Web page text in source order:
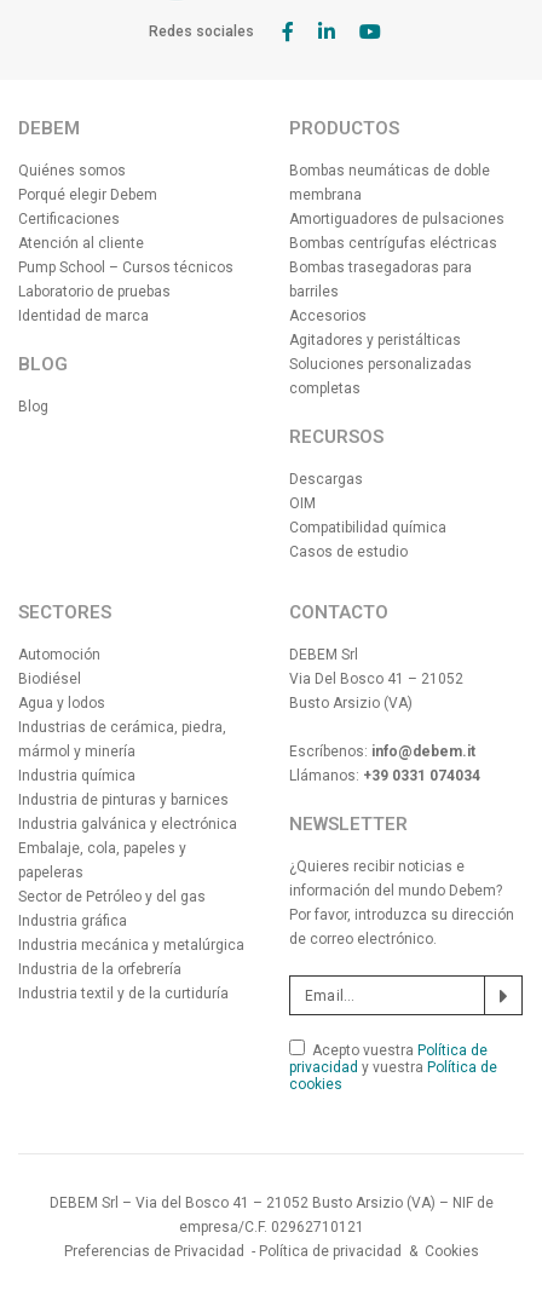
Redes sociales
DEBEM
Quiénes somos
Porqué elegir Debem
Certificaciones
Atención al cliente
Pump School – Cursos técnicos
Laboratorio de pruebas
Identidad de marca
BLOG
Blog
PRODUCTOS
Bombas neumáticas de doble
membrana
Amortiguadores de pulsaciones
Bombas centrígufas eléctricas
Bombas trasegadoras para
barriles
Accesorios
Agitadores y peristálticas
Soluciones personalizadas
completas
RECURSOS
Descargas
OIM
Compatibilidad química
Casos de estudio
SECTORES
Automoción
Biodiésel
Agua y lodos
Industrias de cerámica, piedra,
mármol y minería
Industria química
Industria de pinturas y barnices
Industria galvánica y electrónica
Embalaje, cola, papeles y
papeleras
Sector de Petróleo y del gas
Industria gráfica
Industria mecánica y metalúrgica
Industria de la orfebrería
Industria textil y de la curtiduría
CONTACTO
DEBEM Srl
Via Del Bosco 41 – 21052
Busto Arsizio (VA)
Escríbenos: info@debem.it
Llámanos: +39 0331 074034
NEWSLETTER
¿Quieres recibir noticias e
información del mundo Debem?
Por favor, introduzca su dirección
de correo electrónico.
Acepto vuestra Política de
privacidad y vuestra Política de
cookies
DEBEM Srl – Via del Bosco 41 – 21052 Busto Arsizio (VA) – NIF de
empresa/C.F. 02962710121
Preferencias de Privacidad - Política de privacidad & Cookies